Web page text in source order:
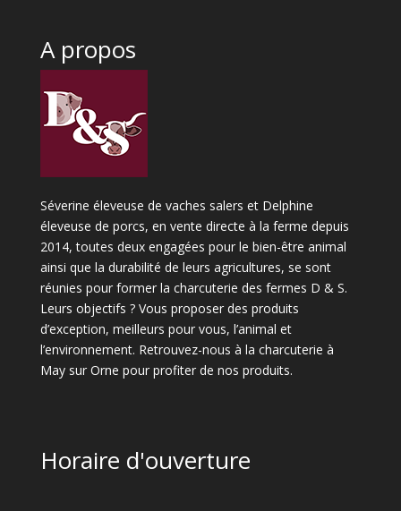
A propos
Séverine éleveuse de vaches salers et Delphine
éleveuse de porcs, en vente directe à la ferme depuis
2014, toutes deux engagées pour le bien-être animal
ainsi que la durabilité de leurs agricultures, se sont
réunies pour former la charcuterie des fermes D & S.
Leurs objectifs ? Vous proposer des produits
d’exception, meilleurs pour vous, l’animal et
l’environnement. Retrouvez-nous à la charcuterie à
May sur Orne pour profiter de nos produits.
Horaire d'ouverture